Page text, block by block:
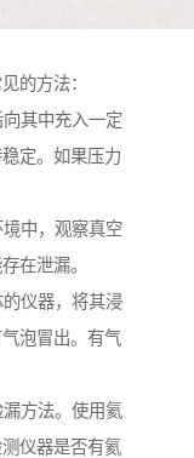
的方法：
其中充入一定
定。如果压力
中，观察真空
在泄漏。
仪器，将其浸
泡冒出。有气
方法。使用氦
仪器是否有氦